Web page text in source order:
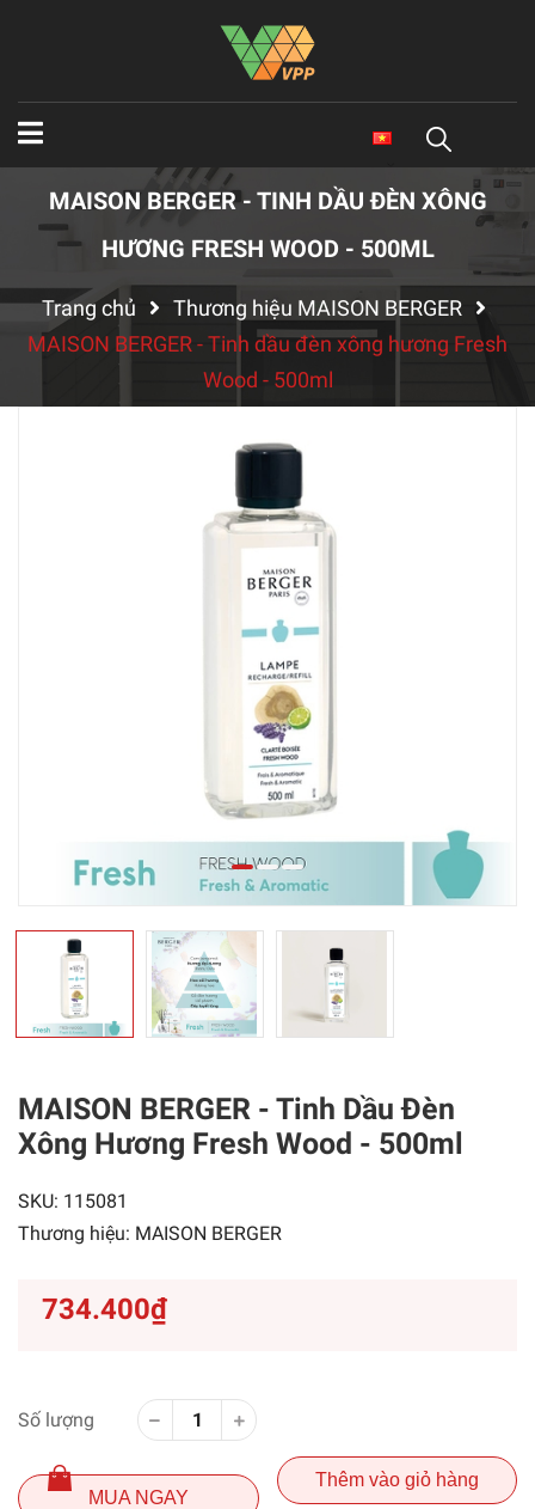
MAISON BERGER - TINH DẦU ĐÈN XÔNG
HƯƠNG FRESH WOOD - 500ML
Trang chủ
Thương hiệu MAISON BERGER
MAISON BERGER - Tinh dầu đèn xông hương Fresh
Wood - 500ml
MAISON BERGER - Tinh Dầu Đèn
Xông Hương Fresh Wood - 500ml
SKU: 115081
Thương hiệu: MAISON BERGER
734.400₫
Số lượng
MUA NGAY
Thêm vào giỏ hàng